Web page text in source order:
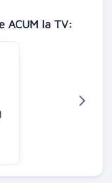
ACUM la TV: